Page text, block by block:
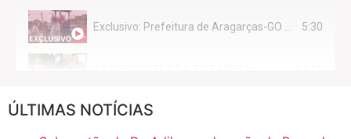
5:30
CASO SAIURY - SEM CORTES
ÚLTIMAS NOTÍCIAS